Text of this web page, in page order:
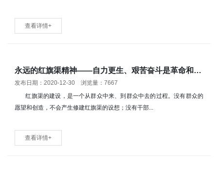
查看详情+
永远的红旗渠精神——自力更生、艰苦奋斗是革命和建设的传家宝，要世世代代发扬光大
发布日期：2020-12-30 浏览量：7667
红旗渠的建设，是一个从群众中来、到群众中去的过程。没有群众的
愿望和创造，不会产生修建红旗渠的设想；没有干部...
查看详情+